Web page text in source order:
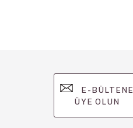
E-BÜLTENE
ÜYE OLUN